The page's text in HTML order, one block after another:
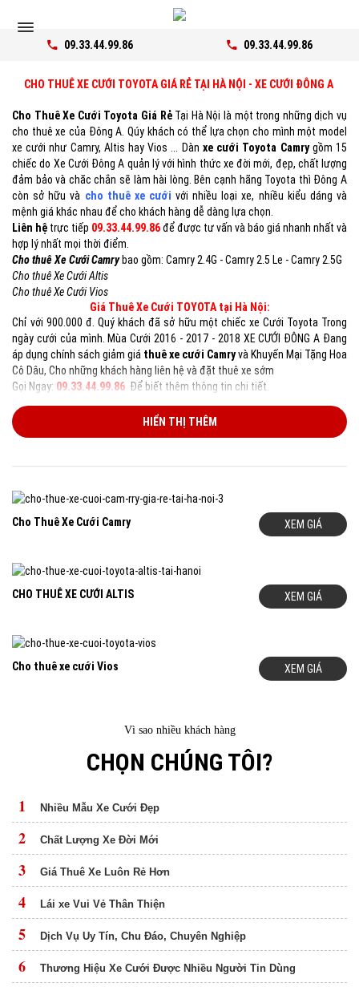
09.33.44.99.86 09.33.44.99.86
CHO THUÊ XE CƯỚI TOYOTA GIÁ RẺ TẠI HÀ NỘI - XE CƯỚI ĐÔNG A
Cho Thuê Xe Cưới Toyota Giá RẻTại Hà Nội là một trong những dịch vụ
cho thuê xe của Đông A. Qúy khách có thể lựa chọn cho mình một model
xe cưới như Camry, Altis hay Vios ... Dàn xe cưới Toyota Camrygồm 15
chiếc do Xe Cưới Đông A quản lý với hình thức xe đời mới, đẹp, chất lượng
đảm bảo và chăc chắn sẽ làm hài lòng. Bên cạnh hãng Toyota thì Đông A
còn sở hữu và cho thuê xe cưới với nhiều loại xe, nhiều kiểu dáng và
mệnh giá khác nhau để cho khách hàng dễ dàng lựa chọn.
Liên hệ trực tiếp 09.33.44.99.86để được tư vấn và báo giá nhanh nhất và
hợp lý nhất mọi thời điểm.
Cho thuê Xe Cưới Camrybao gồm: Camry 2.4G - Camry 2.5 Le - Camry 2.5G
Cho thuê Xe Cưới Altis
Cho thuê Xe Cưới Vios
Giá Thuê Xe Cưới TOYOTA tại Hà Nội:
Chỉ với 900.000 đ. Quý khách đã sở hữu một chiếc xe Cưới Toyota Trong
ngày cưới của mình. Mùa Cưới 2016 - 2017 - 2018 XE CƯỚI ĐÔNG A Đang
áp dụng chính sách giảm giá thuê xe cưới Camryvà Khuyến Mại Tặng Hoa
Cô Dâu, Cho những khách hàng liên hệ và đặt thuê xe sớm
Gọi Ngay: 09.33.44.99.86 Để biết thêm thông tin chi tiết.
hữu ích:
Album Hình Ảnh 9.000 Khách Hàng Đã Thuê Xe Cưới Của Đông A
Câu Chuyện Của Các Khách Hàng Và Những Lý Do Khách Hàng Lựa
Xe Cưới ĐÔNG A Nhận Giải Thưởng:” DỊCH VỤ CHO THUÊ XE UY TÍN –
HIỂN THỊ THÊM
Cho Thuê Xe Cưới Camry XEM GIÁ
CHO THUÊ XE CƯỚI ALTIS XEM GIÁ
Cho thuê xe cưới Vios XEM GIÁ
Vì sao nhiều khách hàng
CHỌN CHÚNG TÔI?
1 Nhiều Mẫu Xe Cưới Đẹp
2 Chất Lượng Xe Đời Mới
3 Giá Thuê Xe Luôn Rẻ Hơn
4 Lái xe Vui Vẻ Thân Thiện
5 Dịch Vụ Uy Tín, Chu Đáo, Chuyên Nghiệp
6 Thương Hiệu Xe Cưới Được Nhiều Người Tin Dùng